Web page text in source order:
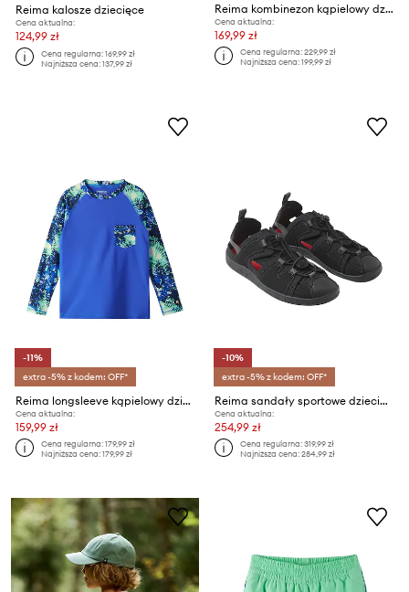
Reima kalosze dziecięce
Cena aktualna:
124,99 zł
Cena regularna:169,99 zł
Najniższa cena:137,99 zł
Reima kombinezon kąpielowy dziecięcy Vesihiisi UV 50+
Cena aktualna:
169,99 zł
Cena regularna:229,99 zł
Najniższa cena:199,99 zł
-11%
extra -5% z kodem: OFF*
Reima longsleeve kąpielowy dziecięcy Kroolaus UV 50+
Cena aktualna:
159,99 zł
Cena regularna:179,99 zł
Najniższa cena:179,99 zł
-10%
extra -5% z kodem: OFF*
Reima sandały sportowe dziecięce Valoa
Cena aktualna:
254,99 zł
Cena regularna:319,99 zł
Najniższa cena:284,99 zł